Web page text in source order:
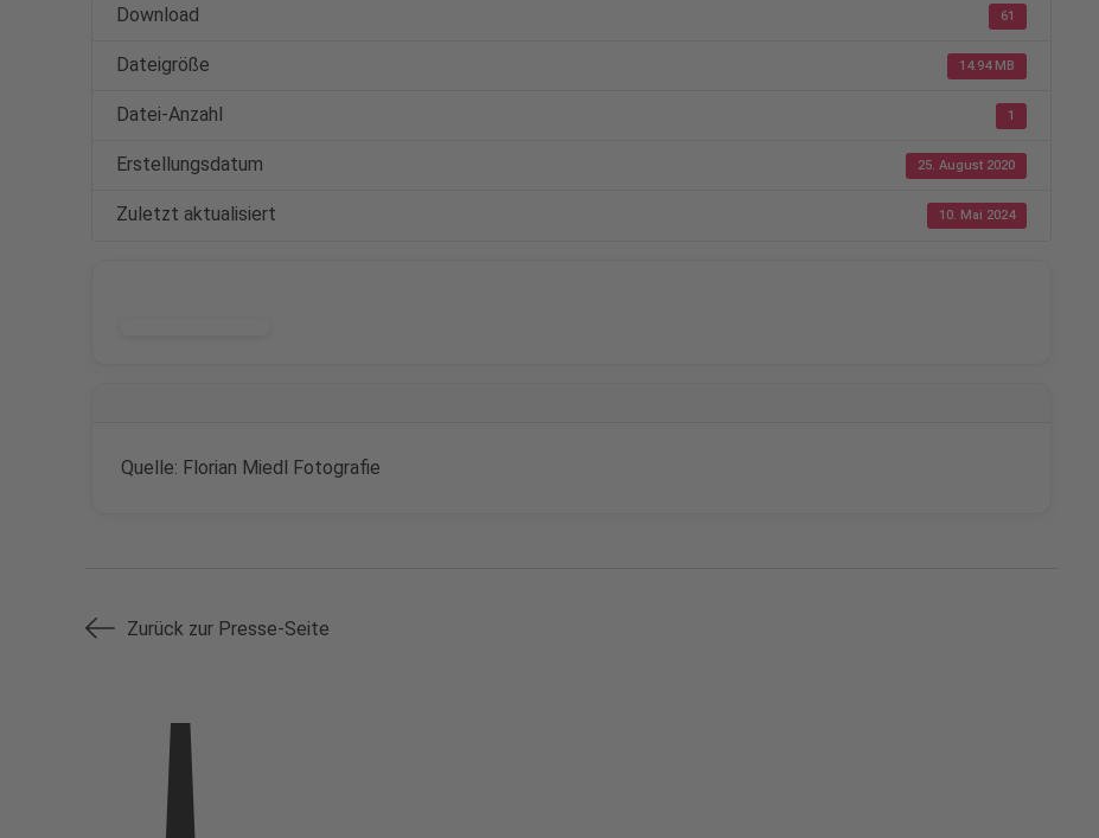
Download 61
Dateigröße 14.94 MB
Datei-Anzahl 1
Erstellungsdatum 25. August 2020
Zuletzt aktualisiert 10. Mai 2024
Quelle: Florian Miedl Fotografie
Zurück zur Presse-Seite